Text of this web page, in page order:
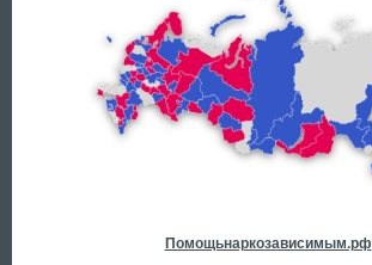
Помощьнаркозависимым.рф